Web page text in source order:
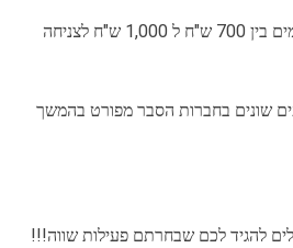
המחירים בין החברות די דומים בין 700 ש"ח ל 1,000 ש"ח לצניחה
שונים בחברות הסבר מפורט בהמשך
להגיד לכם שבחרתם פעילות שווה!!!